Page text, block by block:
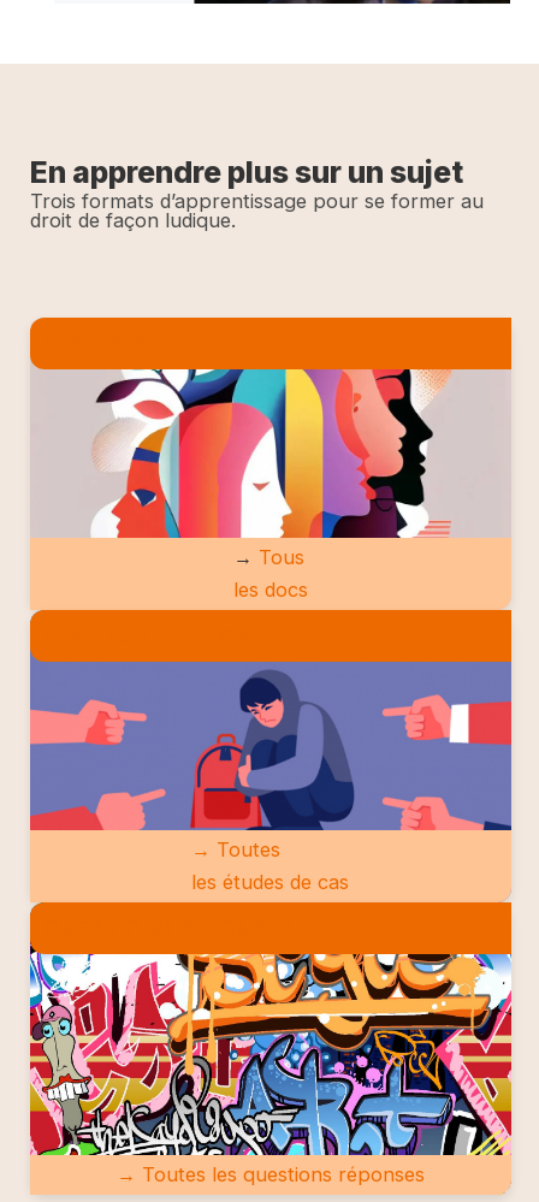
En apprendre plus sur un sujet
Trois formats d’apprentissage pour se former au
droit de façon ludique.
→ Tous
les docs
→ Toutes
les études de cas
→ Toutes les questions réponses